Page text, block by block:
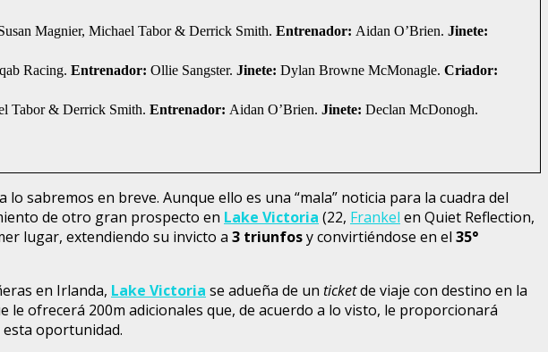
Magnier, Michael Tabor & Derrick Smith. Entrenador: Aidan O’Brien. Jinete:
Racing. Entrenador: Ollie Sangster. Jinete: Dylan Browne McMonagle. Criador:
Tabor & Derrick Smith. Entrenador: Aidan O’Brien. Jinete: Declan McDonogh.
lo sabremos en breve. Aunque ello es una “mala” noticia para la cuadra del
de otro gran prospecto en Lake Victoria (22, Frankel en Quiet Reflection,
lugar, extendiendo su invicto a 3 triunfosy convirtiéndose en el 35°
en Irlanda, Lake Victoria se adueña de un ticketde viaje con destino en la
le ofrecerá 200m adicionales que, de acuerdo a lo visto, le proporcionará
oportunidad.